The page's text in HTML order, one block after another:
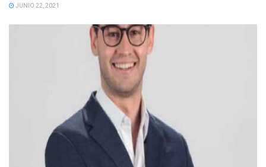
JUNIO 22, 2021